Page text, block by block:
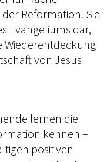
Reformation. Sie
Evangeliums dar,
Wiederentdeckung
von Jesus
lernen die
kennen –
positiven